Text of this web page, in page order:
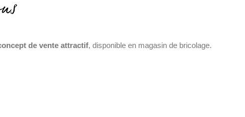
de vente attractif, disponible en magasin de bricolage.